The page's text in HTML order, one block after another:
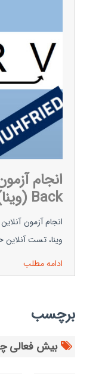
Back (وینا)
وینا، تست
ادامه مطلب
برچسب
بیش فعالی